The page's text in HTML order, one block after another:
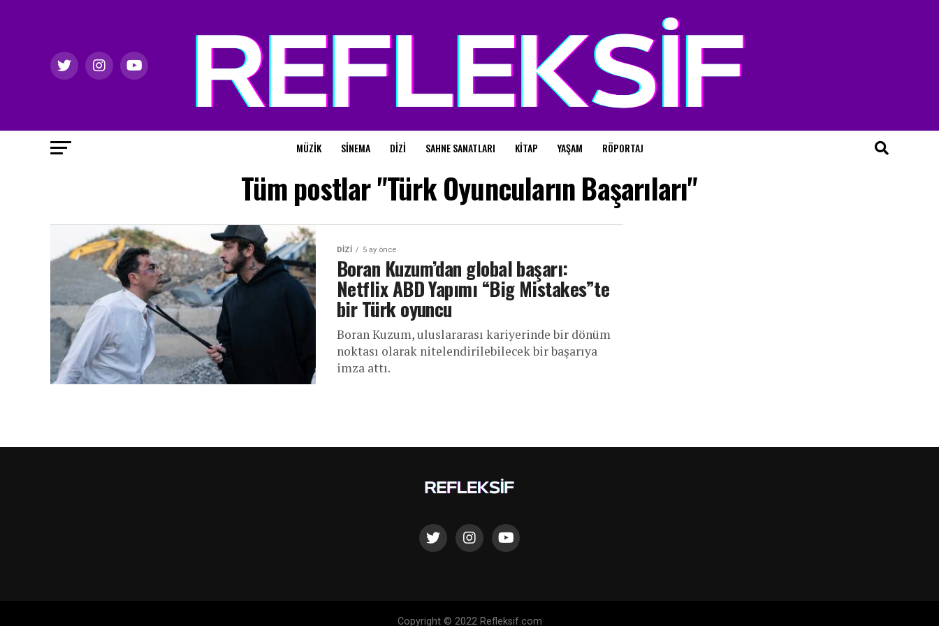
MÜZIK SINEMA DIZI SAHNE SANATLARI KITAP YAŞAM RÖPORTAJ
Tüm postlar "Türk Oyuncuların Başarıları"
DIZI 5 ay önce
Boran Kuzum’dan global başarı:
Netflix ABD Yapımı “Big Mistakes”te
bir Türk oyuncu
Boran Kuzum, uluslararası kariyerinde bir dönüm
noktası olarak nitelendirilebilecek bir başarıya
imza attı.
Copyright © 2022 Refleksif.com